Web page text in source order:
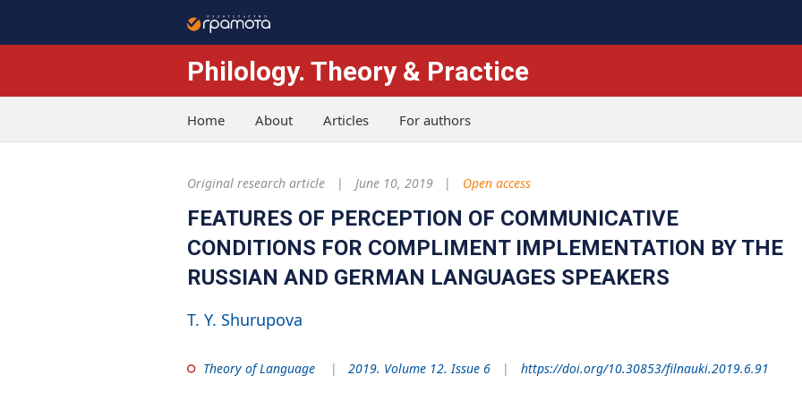
Philology. Theory & Practice
Home About Articles For authors
Original research article June 10, 2019 Open access
FEATURES OF PERCEPTION OF COMMUNICATIVE
CONDITIONS FOR COMPLIMENT IMPLEMENTATION BY THE
RUSSIAN AND GERMAN LANGUAGES SPEAKERS
T. Y. Shurupova
Theory of Language 2019. Volume 12. Issue 6 https://doi.org/10.30853/filnauki.2019.6.91